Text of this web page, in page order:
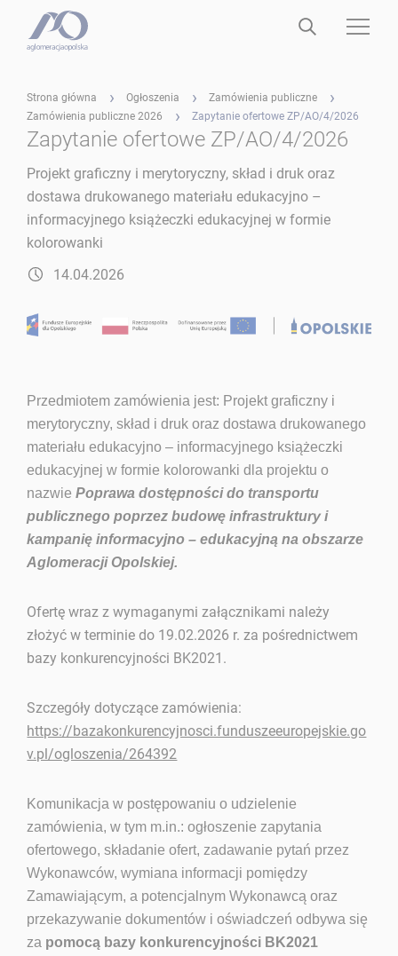
Strona główna Ogłoszenia
Zamówienia publiczne
Zamówienia publiczne 2026
Zapytanie ofertowe ZP/AO/4/2026
Zapytanie ofertowe ZP/AO/4/2026
Projekt graficzny i merytoryczny, skład i druk oraz
dostawa drukowanego materiału edukacyjno –
informacyjnego książeczki edukacyjnej w formie
kolorowanki
14.04.2026
Przedmiotem zamówienia jest: Projekt graficzny i
merytoryczny, skład i druk oraz dostawa drukowanego
materiału edukacyjno – informacyjnego książeczki
edukacyjnej w formie kolorowanki dla projektuo
nazwie Poprawa dostępności do transportu
publicznego poprzez budowę infrastruktury i
kampanię informacyjno – edukacyjną na obszarze
Aglomeracji Opolskiej.
Ofertę wraz z wymaganymi załącznikami należy
złożyć w terminie do 19.02.2026 r. za pośrednictwem
bazy konkurencyjności BK2021.
Szczegóły dotyczące zamówienia:
https://bazakonkurencyjnosci.funduszeeuropejskie.go
v.pl/ogloszenia/264392
Komunikacja w postępowaniu o udzielenie
zamówienia, w tym m.in.: ogłoszenie zapytania
ofertowego, składanie ofert, zadawanie pytań przez
Wykonawców, wymiana informacji pomiędzy
Zamawiającym, a potencjalnym Wykonawcą oraz
przekazywanie dokumentów i oświadczeń odbywa się
za pomocą bazy konkurencyjności BK2021